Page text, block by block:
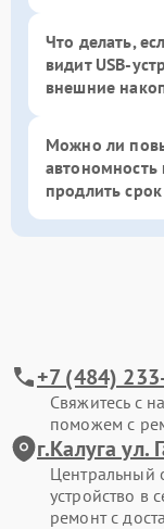
Что делать,
видит USB-
внешние
Можно ли
автономность
продлить
+7 (484)
Свяжитесь с
поможем с
г.Калуга ул.
Центральный
устройство в
ремонт с